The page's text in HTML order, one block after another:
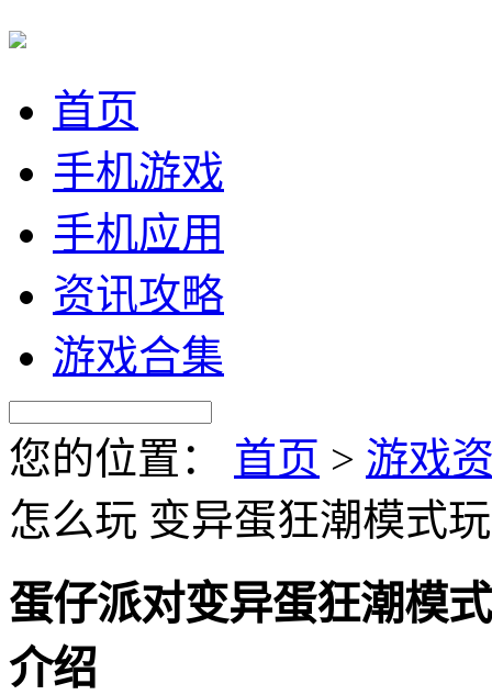
首页
手机游戏
手机应用
资讯攻略
游戏合集
您的位置： 首页 > 游戏
怎么玩 变异蛋狂潮模式
蛋仔派对变异蛋狂潮模
介绍